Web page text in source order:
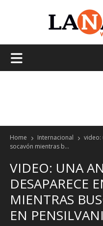
Home Internacional
video:
socavón mientras b...
VIDEO: UNA
DESAPARECE
MIENTRAS
EN